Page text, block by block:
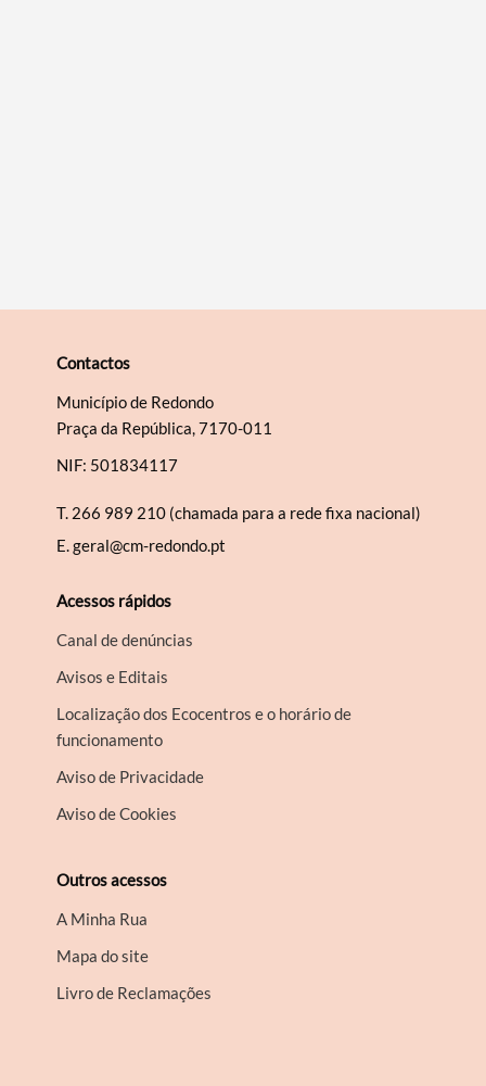
Contactos
Município de Redondo
Praça da República, 7170-011
NIF: 501834117
T. 266 989 210 (chamada para a rede fixa nacional)
E.geral@cm-redondo.pt
Acessos rápidos
Canal de denúncias
Avisos e Editais
Localização dos Ecocentros e o horário de
funcionamento
Aviso de Privacidade
Aviso de Cookies
Outros acessos
A Minha Rua
Mapa do site
Livro de Reclamações